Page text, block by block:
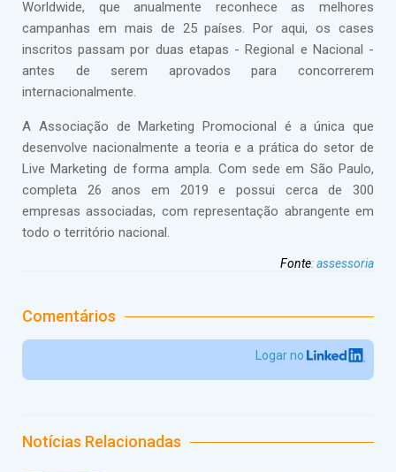
Worldwide, que anualmente reconhece as melhores
campanhas em mais de 25 países. Por aqui, os cases
inscritos passam por duas etapas - Regional e Nacional -
antes de serem aprovados para concorrerem
internacionalmente.
A Associação de Marketing Promocional é a única que
desenvolve nacionalmente a teoria e a prática do setor de
Live Marketing de forma ampla. Com sede em São Paulo,
completa 26 anos em 2019 e possui cerca de 300
empresas associadas, com representação abrangente em
todo o território nacional.
Fonte:assessoria
Comentários
Logar no
Notícias Relacionadas